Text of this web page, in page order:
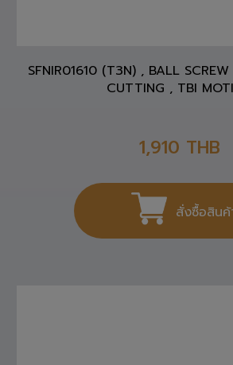
SFNIR01610 (T3N) , BALL
CUTTING , TBI
1,910 THB
สั่งซื้อสินค้